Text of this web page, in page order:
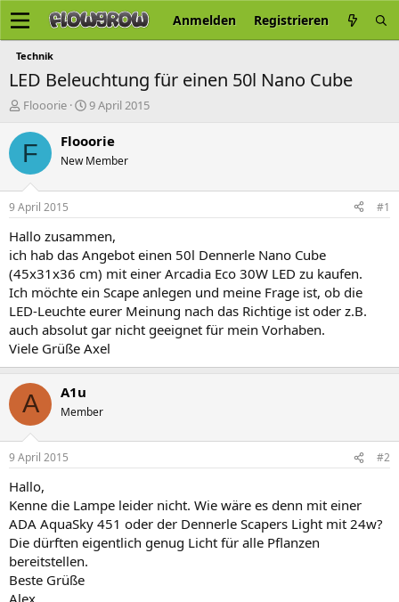
Anmelden Registrieren
Technik
LED Beleuchtung für einen 50l Nano Cube
E
s
e
r
Flooorie
E
s
e
t
a
9 April 2015
F Flooorie
New Member
9 April 2015 #1
Hallo zusammen,
ich hab das Angebot einen 50l Dennerle Nano Cube
(45x31x36 cm) mit einer Arcadia Eco 30W LED zu kaufen.
Ich möchte ein Scape anlegen und meine Frage ist, ob die
LED-Leuchte eurer Meinung nach das Richtige ist oder z.B.
auch absolut gar nicht geeignet für mein Vorhaben.
Viele Grüße Axel
A A1u
Member
9 April 2015 #2
Hallo,
Kenne die Lampe leider nicht. Wie wäre es denn mit einer
ADA AquaSky 451 oder der Dennerle Scapers Light mit 24w?
Die dürften eigentlich genug Licht für alle Pflanzen
bereitstellen.
Beste Grüße
Alex